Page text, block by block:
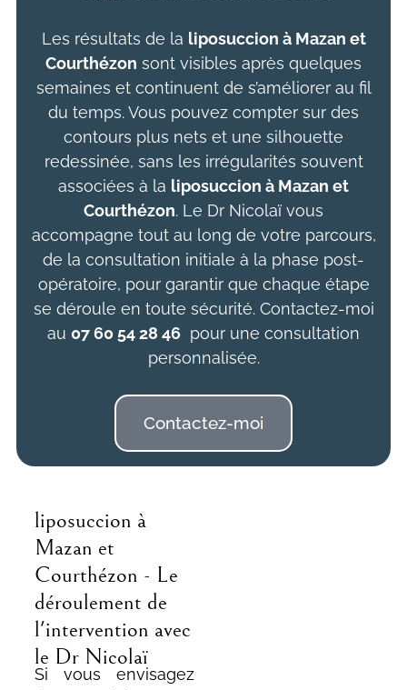
Les résultats de la liposuccion à Mazan et
Courthézon sont visibles après quelques
semaines et continuent de s’améliorer au fil
du temps. Vous pouvez compter sur des
contours plus nets et une silhouette
redessinée, sans les irrégularités souvent
associées à la liposuccion à Mazan et
Courthézon. Le Dr Nicolaï vous
accompagne tout au long de votre parcours,
de la consultation initiale à la phase post-
opératoire, pour garantir que chaque étape
se déroule en toute sécurité. Contactez-moi
au 07 60 54 28 46 pour une consultation
personnalisée.
Contactez-moi
liposuccion à
Mazan et
Courthézon - Le
déroulement de
l'intervention avec
le Dr Nicolaï
Si vous envisagez